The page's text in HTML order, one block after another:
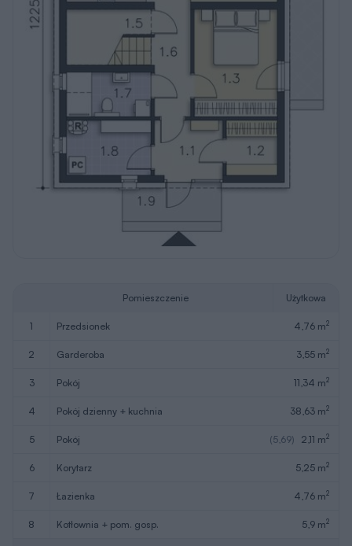
Pomieszczenie Użytkowa
1 przedsionek 4,76 m2
2 garderoba 3,55 m2
3 pokój 11,34 m2
4 pokój dzienny + kuchnia 38,63 m2
5 pokój (5,69) 2,11 m2
6 korytarz 5,25 m2
7 łazienka 4,76 m2
8 kotłownia + pom. gosp. 5,9 m2